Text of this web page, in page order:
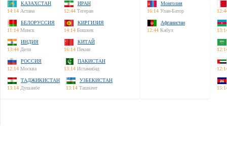
КАЗАХСТАН
14:14 Астана
ИРАН
12:44 Тегеран
БЕЛОРУССИЯ
11:14 Минск
КИРГИЗИЯ
14:14 Бишкек
ИНДИЯ
13:44 Дели
КИТАЙ
16:14 Пекин
РОССИЯ
12:14 Москва
ПАКИСТАН
13:14 Исламабад
ТАДЖИКИСТАН
13:14 Душанбе
УЗБЕКИСТАН
13:14 Ташкент
Монголия
16:14 Улан-Батор
Афганистан
12:44 Кабул